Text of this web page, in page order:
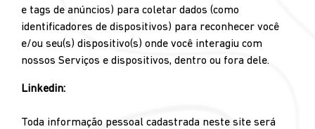
e tags de anúncios) para coletar dados (como
identificadores de dispositivos) para reconhecer você
e/ou seu(s) dispositivo(s) onde você interagiu com
nossos Serviços e dispositivos, dentro ou fora dele.
Linkedin:
Toda informação pessoal cadastrada neste site será